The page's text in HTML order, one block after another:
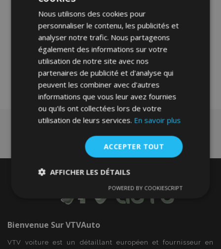
Ajouter Au Panier
Ajouter
à la
liste
d'achats
Bienvenue SurVTVAuto
VTV voiture est un détaillant européen et fournisseur en
Nous utilisons des cookies pour
personnaliser le contenu, les publicités et
analyser notre trafic. Nous partageons
également des informations sur votre
utilisation de notre site avec nos
partenaires de publicité et d'analyse qui
peuvent les combiner avec d'autres
informations que vous leur avez fournies
ou qu'ils ont collectées lors de votre
utilisation de leurs services. En savoir plus
ACCEPTER TOUT
AFFICHER LES DÉTAILS
nécessaires
Performance Ciblage
Fonctionnalité
POWERED BY COOKIESCRIPT